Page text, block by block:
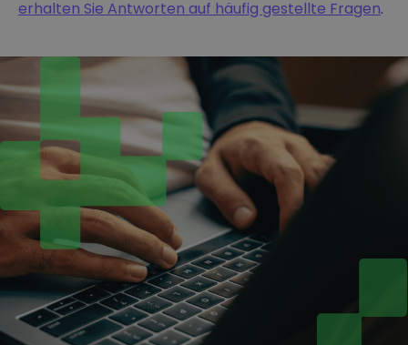
erhalten Sie Antworten auf häufig gestellte Fragen.